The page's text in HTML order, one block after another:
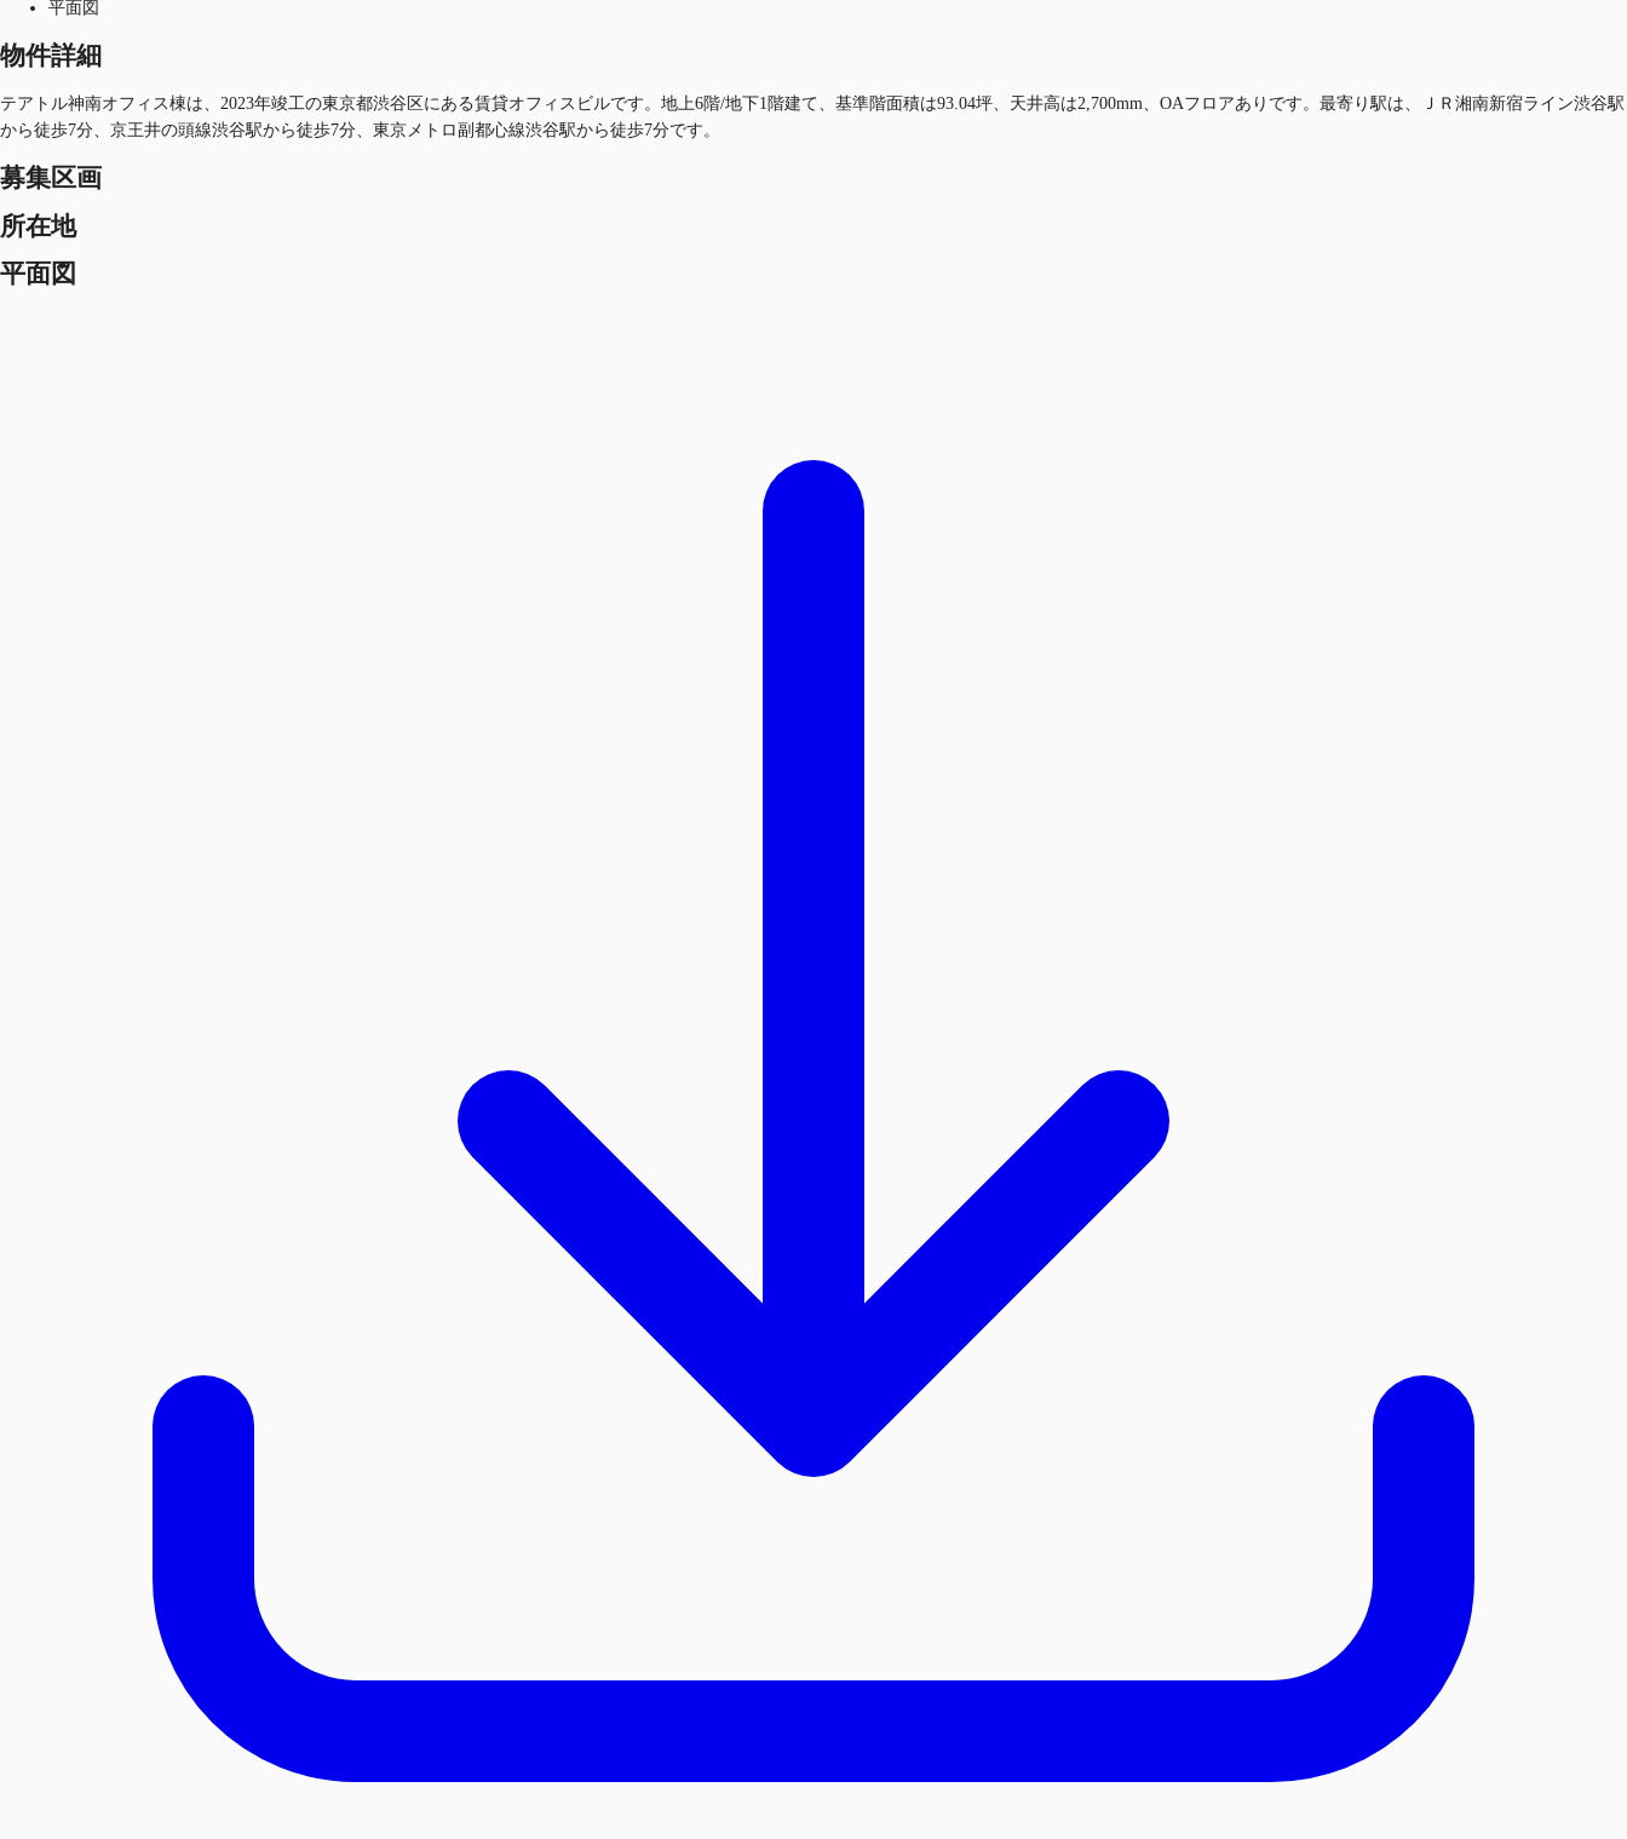
平面図
物件詳細
テアトル神南オフィス棟は、2023年竣工の東京都渋谷区にある賃貸オフィスビルです。地上6階/地下1階建て、基準階面積は93.04坪、天井高は2,700mm、OAフロアありです。最寄り駅は、ＪＲ湘南新宿ライン渋谷駅
から徒歩7分、京王井の頭線渋谷駅から徒歩7分、東京メトロ副都心線渋谷駅から徒歩7分です。
募集区画
所在地
平面図